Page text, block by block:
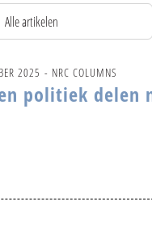
2025 - NRC COLUMNS
politiek delen